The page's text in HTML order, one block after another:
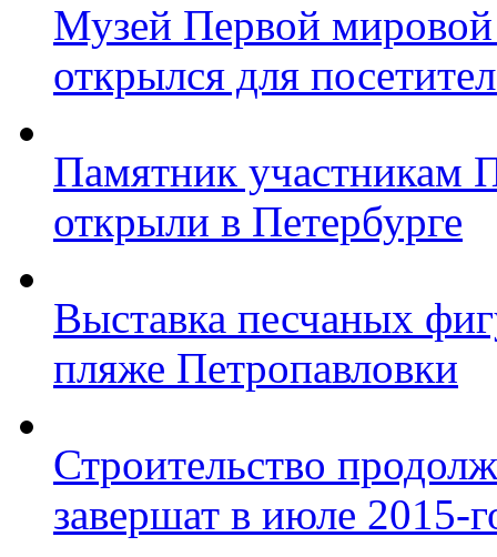
Музей Первой
открылся для
Памятник участникам
открыли в Петербурге
Выставка песчаных
пляже Петропавловки
Строительство
завершат в июле 2015-